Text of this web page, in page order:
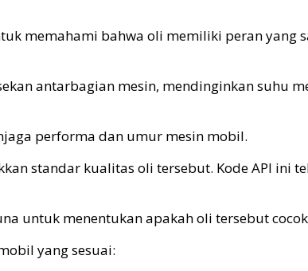
memahami bahwa oli memiliki peran yang
antarbagian mesin, mendinginkan suhu
performa dan umur mesin mobil.
standar kualitas oli tersebut. Kode API ini
untuk menentukan apakah oli tersebut
yang sesuai: